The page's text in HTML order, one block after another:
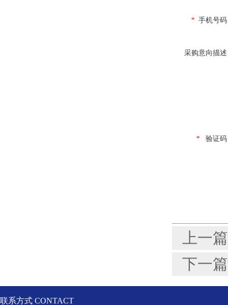
* 手机号
采购意向描
* 验证
上一
下一
联系方式 CONTACT